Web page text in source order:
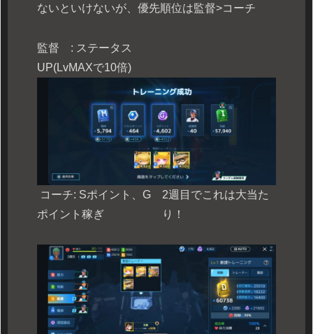
ないといけないが、優先順位は監督>コーチ
監督 : ステータス
UP(LvMAXで10倍)
コーチ: Sポイント、G
ポイント稼ぎ
2週目でこれは大当た
り！